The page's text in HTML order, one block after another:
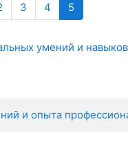
3 4 5
умений и
и опыта